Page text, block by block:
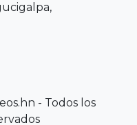
- Todos los